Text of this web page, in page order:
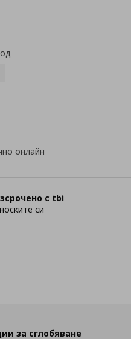
онлайн
с tbi
си
за сглобяване